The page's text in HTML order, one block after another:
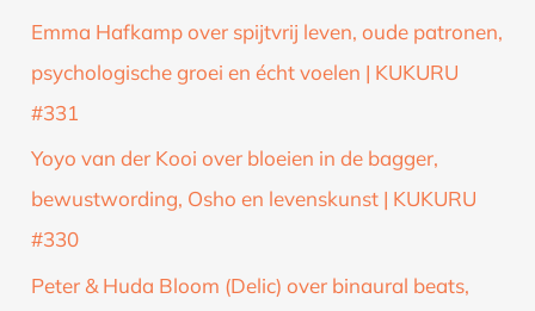
Emma Hafkamp over spijtvrij leven, oude patronen,
psychologische groei en écht voelen | KUKURU
#331
Yoyo van der Kooi over bloeien in de bagger,
bewustwording, Osho en levenskunst | KUKURU
#330
Peter & Huda Bloom (Delic) over binaural beats,